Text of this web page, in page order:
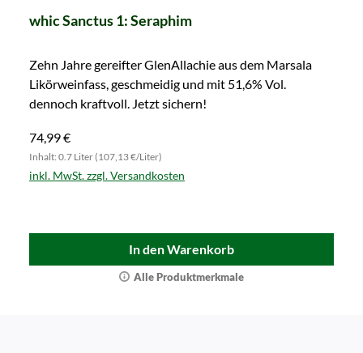
whic Sanctus 1: Seraphim
Zehn Jahre gereifter GlenAllachie aus dem Marsala
Likörweinfass, geschmeidig und mit 51,6% Vol.
dennoch kraftvoll. Jetzt sichern!
74,99 €
Inhalt: 0.7 Liter (107,13 €/Liter)
inkl. MwSt. zzgl. Versandkosten
In den Warenkorb
Alle Produktmerkmale